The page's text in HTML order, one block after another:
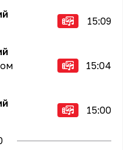
15:09
15:04
15:00